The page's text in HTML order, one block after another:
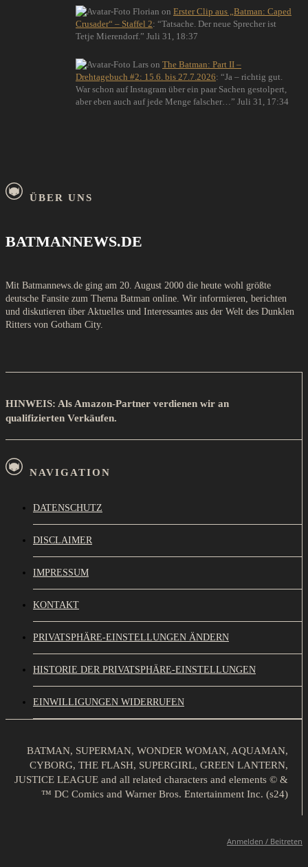
Florian on Erster Clip aus „Batman: Caped
Crusader“ – Staffel 2: “Tatsache. Der neue Sprecher ist
Tetje Mierendorf. ” Juli 31, 18:37
Lars on The Batman: Part II –
Drehtagebuch #2: 15.6. bis 27.7.2026: “Ja – richtig gut.
War schon auf Instagram über ein paar Sachen gestolpert,
aber eben auch auf jede Menge falscher… ” Juli 31, 17:34
ÜBER UNS
BATMANNEWS.DE
Mit Batmannews.de ging am 20. August 2000 die heute wohl größte
deutsche Fansite zum Thema Batman online. Wir informieren, berichten
und diskutieren über Aktuelles und Interessantes aus der Welt des Dunklen
Ritters von Gotham City.
HINWEIS: Als Amazon-Partner verdienen wir an
qualifizierten Verkäufen.
NAVIGATION
DATENSCHUTZ
DISCLAIMER
IMPRESSUM
KONTAKT
PRIVATSPHÄRE-EINSTELLUNGEN ÄNDERN
HISTORIE DER PRIVATSPHÄRE-EINSTELLUNGEN
EINWILLIGUNGEN WIDERRUFEN
BATMAN, SUPERMAN, WONDER WOMAN, AQUAMAN,
CYBORG, THE FLASH, SUPERGIRL, GREEN LANTERN,
JUSTICE LEAGUE and all related characters and elements © &
™ DC Comics and Warner Bros. Entertainment Inc. (s24)
Anmelden / Beitreten